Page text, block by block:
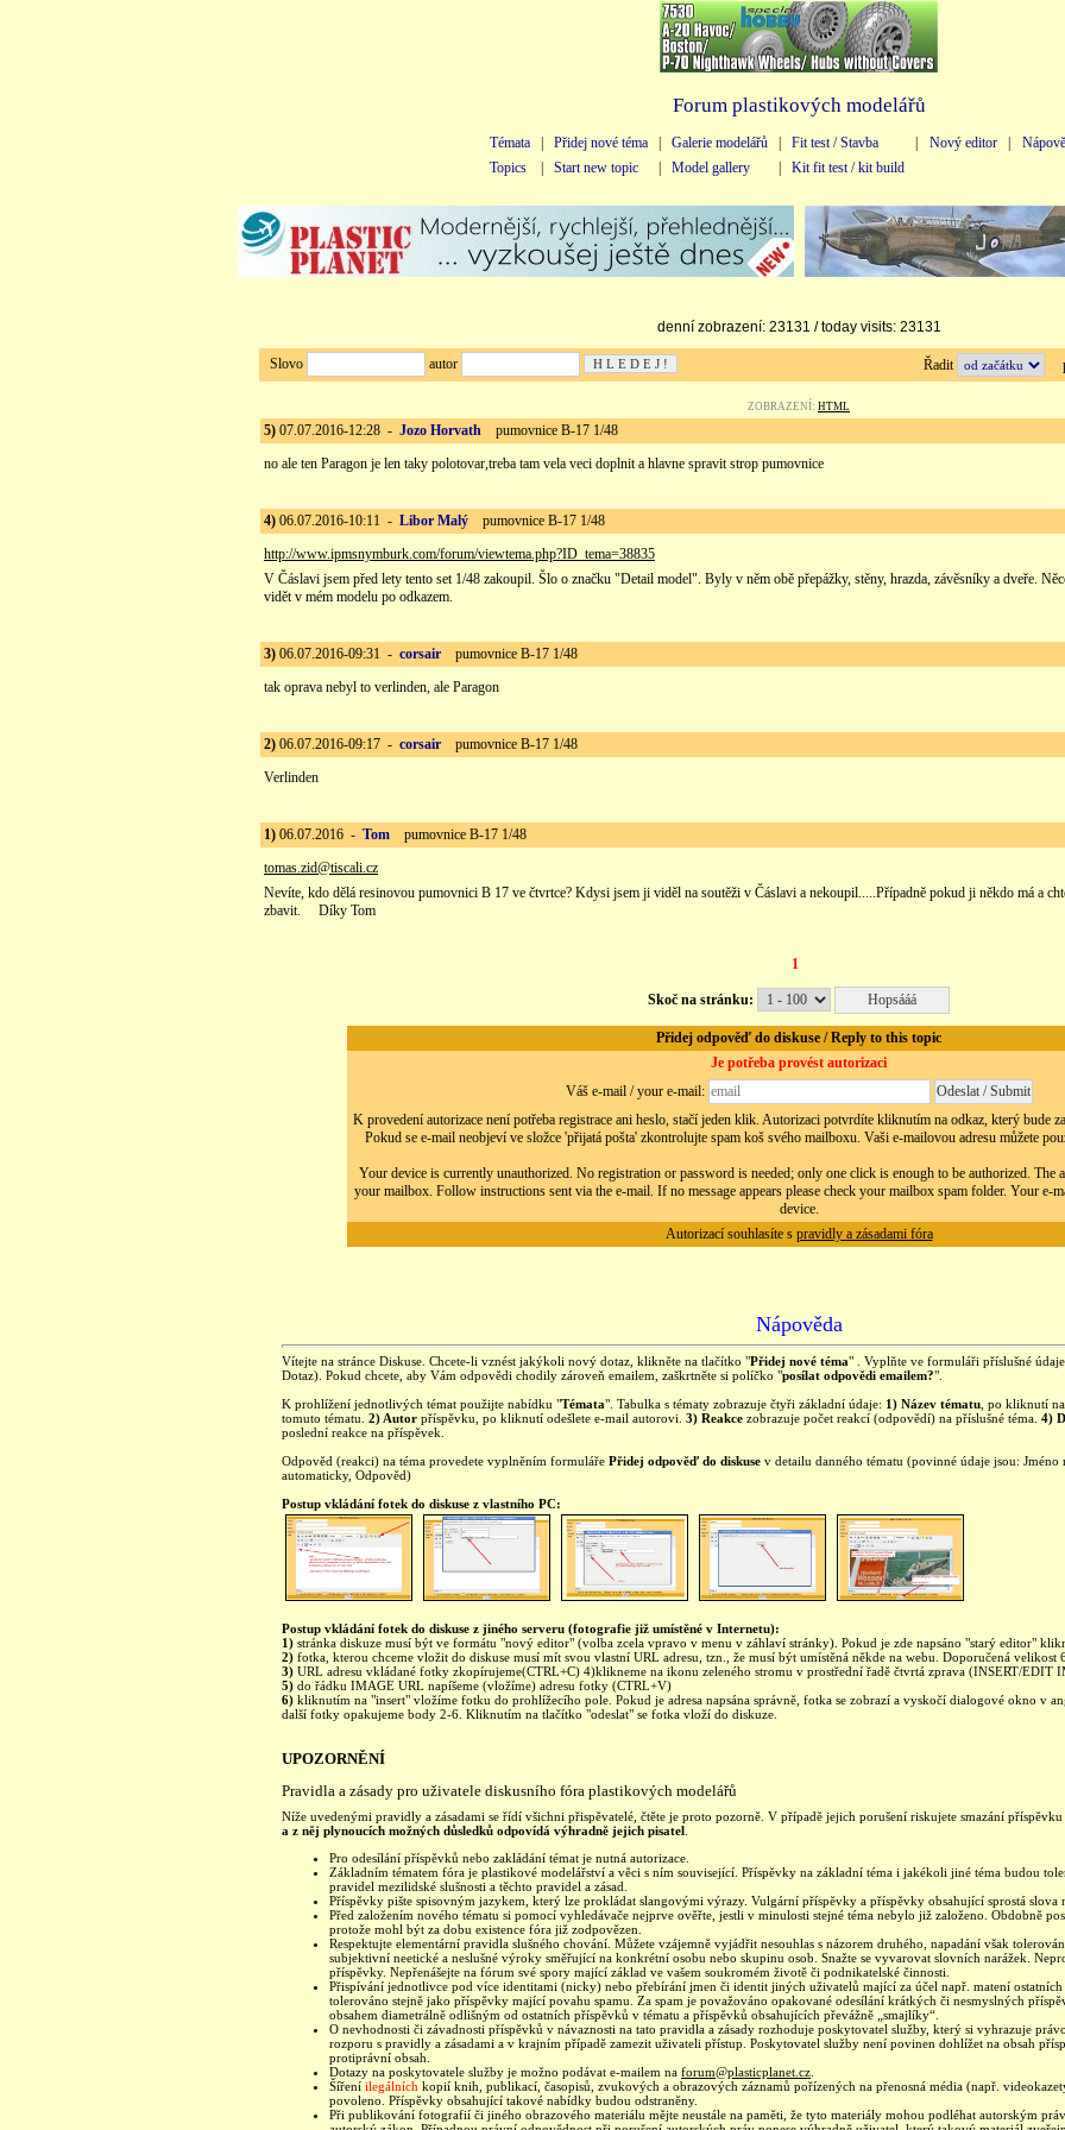
Forum plastikových modelářů
Témata Přidej nové téma Galerie modelářů Fit test / Stavba Nový editor
Topics
Start new topic Model gallery Kit fit test / kit build
denní zobrazení: 23131 / today visits: 23131
Slovo autor Řadit
ZOBRAZENÍ: HTML
5) 07.07.2016-12:28 - Jozo Horvath pumovnice B-17 1/48
no ale ten Paragon je len taky polotovar,treba tam vela veci doplnit a hlavne spravit strop pumovnice
4) 06.07.2016-10:11 - Libor Malý pumovnice B-17 1/48
http://www.ipmsnymburk.com/forum/viewtema.php?ID_tema=38835
V Čáslavi jsem před lety tento set 1/48 zakoupil. Šlo o značku "Detail model". Byly v něm obě přepážky, stěny, hrazda, závěsníky a dveře.
vidět v mém modelu po odkazem.
3) 06.07.2016-09:31 - corsair pumovnice B-17 1/48
tak oprava nebyl to verlinden, ale Paragon
2) 06.07.2016-09:17 - corsair pumovnice B-17 1/48
Verlinden
1) 06.07.2016 - Tom pumovnice B-17 1/48
tomas.zid@tiscali.cz
Nevíte, kdo dělá resinovou pumovnici B 17 ve čtvrtce? Kdysi jsem ji viděl na soutěži v Čáslavi a nekoupil.....Případně pokud ji někdo má a
zbavit. Díky Tom
1
Skoč na stránku:
Přidej odpověď do diskuse / Reply to this topic
Je potřeba provést autorizaci
Váš e-mail / your e-mail:
K provedení autorizace není potřeba registrace ani heslo, stačí jeden klik. Autorizaci potvrdíte kliknutím na odkaz, který bude
Pokud se e-mail neobjeví ve složce 'přijatá pošta' zkontrolujte spam koš svého mailboxu. Vaši e-mailovou adresu můžete
Your device is currently unauthorized. No registration or password is needed; only one click is enough to be authorized. The
your mailbox. Follow instructions sent via the e-mail. If no message appears please check your mailbox spam folder. Your e-
device.
Autorizací souhlasíte s pravidly a zásadami fóra
Nápověda
Vítejte na stránce Diskuse. Chcete-li vznést jakýkoli nový dotaz, klikněte na tlačítko "Přidej nové téma" . Vyplňte ve formuláři příslušné
Dotaz). Pokud chcete, aby Vám odpovědi chodily zároveň emailem, zaškrtněte si políčko "posílat odpovědi emailem?".
K prohlížení jednotlivých témat použijte nabídku "Témata". Tabulka s tématy zobrazuje čtyři základní údaje: 1) Název tématu , po kliknutí
tomuto tématu. 2) Autor příspěvku, po kliknutí odešlete e-mail autorovi. 3) Reakce zobrazuje počet reakcí (odpovědí) na příslušné téma. 4)
poslední reakce na příspěvek.
Odpověd (reakci) na téma provedete vyplněním formuláře Přidej odpověď do diskuse v detailu danného tématu (povinné údaje jsou: Jméno
automaticky, Odpověd)
Postup vkládání fotek do diskuse z vlastního PC:
Postup vkládání fotek do diskuse z jiného serveru (fotografie již umístěné v Internetu):
1) stránka diskuze musí být ve formátu "nový editor" (volba zcela vpravo v menu v záhlaví stránky). Pokud je zde napsáno "starý editor"
2) fotka, kterou chceme vložit do diskuse musí mít svou vlastní URL adresu, tzn., že musí být umístěná někde na webu. Doporučená velikost
3) URL adresu vkládané fotky zkopírujeme(CTRL+C) 4)klikneme na ikonu zeleného stromu v prostřední řadě čtvrtá zprava (INSERT/EDIT
5) do řádku IMAGE URL napíšeme (vložíme) adresu fotky (CTRL+V)
6) kliknutím na "insert" vložíme fotku do prohlížecího pole. Pokud je adresa napsána správně, fotka se zobrazí a vyskočí dialogové okno v
další fotky opakujeme body 2-6. Kliknutím na tlačítko "odeslat" se fotka vloží do diskuze.
UPOZORNĚNÍ
Pravidla a zásady pro uživatele diskusního fóra plastikových modelářů
Níže uvedenými pravidly a zásadami se řídí všichni přispěvatelé, čtěte je proto pozorně. V případě jejich porušení riskujete smazání příspěvku
a z něj plynoucích možných důsledků odpovídá výhradně jejich pisatel
Pro odesílání příspěvků nebo zakládání témat je nutná autorizace.
Základním tématem fóra je plastikové modelářství a věci s ním související. Příspěvky na základní téma i jakékoli jiné téma budou
pravidel mezilidské slušnosti a těchto pravidel a zásad.
Příspěvky pište spisovným jazykem, který lze prokládat slangovými výrazy. Vulgární příspěvky a příspěvky obsahující sprostá slova
Před založením nového tématu si pomocí vyhledávače nejprve ověřte, jestli v minulosti stejné téma nebylo již založeno. Obdobně
protože mohl být za dobu existence fóra již zodpovězen.
Respektujte elementární pravidla slušného chování. Můžete vzájemně vyjádřit nesouhlas s názorem druhého, napadání však
subjektivní neetické a neslušné výroky směřující na konkrétní osobu nebo skupinu osob. Snažte se vyvarovat slovních narážek.
příspěvky. Nepřenášejte na fórum své spory mající základ ve vašem soukromém životě či podnikatelské činnosti.
Přispívání jednotlivce pod více identitami (nicky) nebo přebírání jmen či identit jiných uživatelů mající za účel např. matení ostatních
tolerováno stejně jako příspěvky mající povahu spamu. Za spam je považováno opakované odesílání krátkých či nesmyslných
obsahem diametrálně odlišným od ostatních příspěvků v tématu a příspěvků obsahujících převážně „smajlíky“.
O nevhodnosti či závadnosti příspěvků v návaznosti na tato pravidla a zásady rozhoduje poskytovatel služby, který si vyhrazuje
rozporu s pravidly a zásadami a v krajním případě zamezit uživateli přístup. Poskytovatel služby není povinen dohlížet na obsah
protiprávní obsah.
Dotazy na poskytovatele služby je možno podávat e-mailem na forum@plasticplanet.cz
Šíření ilegálních kopií knih, publikací, časopisů, zvukových a obrazových záznamů pořízených na přenosná média (např.
povoleno. Příspěvky obsahující takové nabídky budou odstraněny.
Při publikování fotografií či jiného obrazového materiálu mějte neustále na paměti, že tyto materiály mohou podléhat autorským